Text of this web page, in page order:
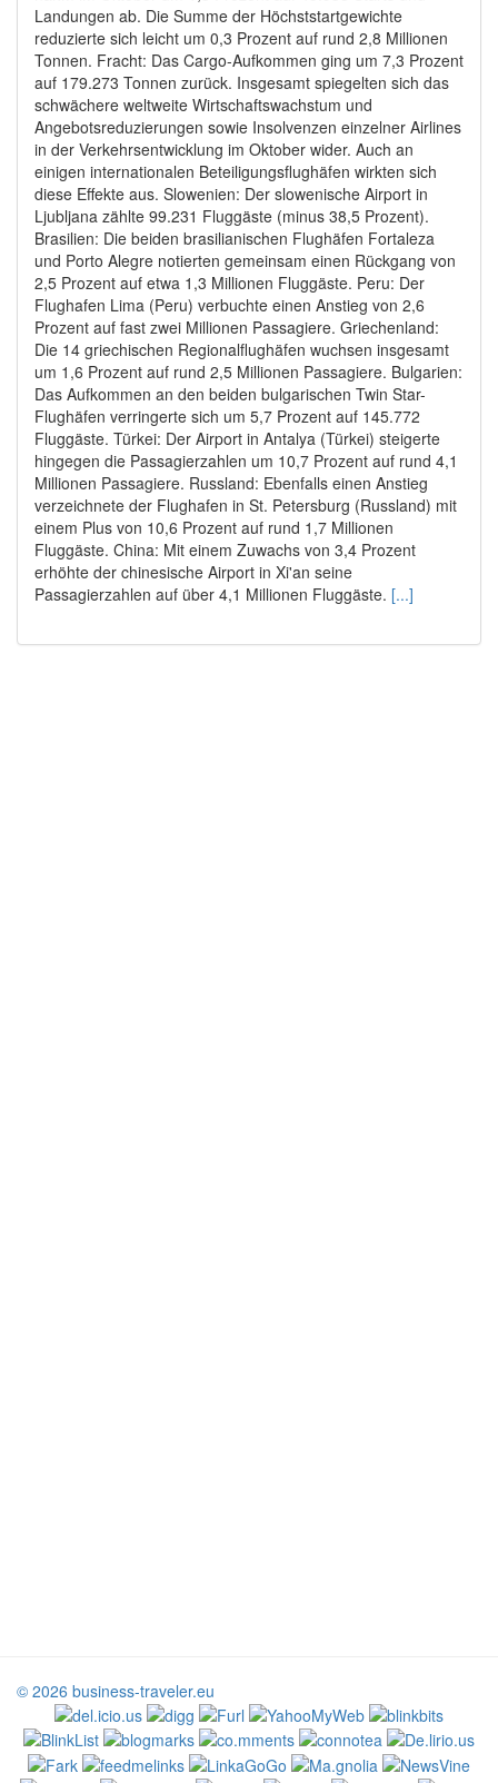
Landungen ab. Die Summe der Höchststartgewichte
reduzierte sich leicht um 0,3 Prozent auf rund 2,8 Millionen
Tonnen. Fracht: Das Cargo-Aufkommen ging um 7,3 Prozent
auf 179.273 Tonnen zurück. Insgesamt spiegelten sich das
schwächere weltweite Wirtschaftswachstum und
Angebotsreduzierungen sowie Insolvenzen einzelner Airlines
in der Verkehrsentwicklung im Oktober wider. Auch an
einigen internationalen Beteiligungsflughäfen wirkten sich
diese Effekte aus. Slowenien: Der slowenische Airport in
Ljubljana zählte 99.231 Fluggäste (minus 38,5 Prozent).
Brasilien: Die beiden brasilianischen Flughäfen Fortaleza
und Porto Alegre notierten gemeinsam einen Rückgang von
2,5 Prozent auf etwa 1,3 Millionen Fluggäste. Peru: Der
Flughafen Lima (Peru) verbuchte einen Anstieg von 2,6
Prozent auf fast zwei Millionen Passagiere. Griechenland:
Die 14 griechischen Regionalflughäfen wuchsen insgesamt
um 1,6 Prozent auf rund 2,5 Millionen Passagiere. Bulgarien:
Das Aufkommen an den beiden bulgarischen Twin Star-
Flughäfen verringerte sich um 5,7 Prozent auf 145.772
Fluggäste. Türkei: Der Airport in Antalya (Türkei) steigerte
hingegen die Passagierzahlen um 10,7 Prozent auf rund 4,1
Millionen Passagiere. Russland: Ebenfalls einen Anstieg
verzeichnete der Flughafen in St. Petersburg (Russland) mit
einem Plus von 10,6 Prozent auf rund 1,7 Millionen
Fluggäste. China: Mit einem Zuwachs von 3,4 Prozent
erhöhte der chinesische Airport in Xi'an seine
Passagierzahlen auf über 4,1 Millionen Fluggäste. [...]
© 2026 business-traveler.eu